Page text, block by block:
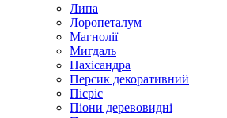
Липа
Лоропеталум
Магнолії
Мигдаль
Пахісандра
Персик декоративний
Пієріс
Піони деревовидні